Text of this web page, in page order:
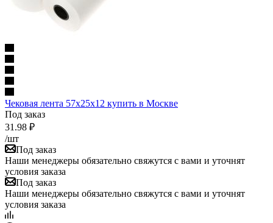
Чековая лента 57х25х12 купить в Москве
Под заказ
31.98 ₽
/шт
Под заказ
Наши менеджеры обязательно свяжутся с вами и уточнят
условия заказа
Под заказ
Наши менеджеры обязательно свяжутся с вами и уточнят
условия заказа